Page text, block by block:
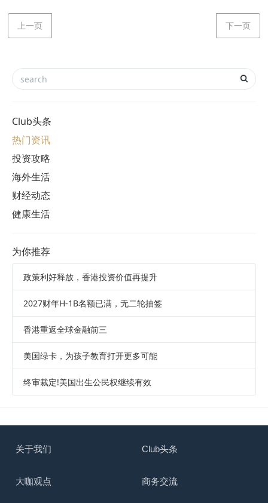
上一页 下一页
Club头条
热门资讯
投资攻略
海外生活
财经动态
健康生活
为你推荐
政策利好释放，香港投资价值再提升
2027财年H-1B名额已满，无二轮抽签
香港重返全球金融前三
美国绿卡，为孩子教育打开更多可能
终审裁定!美国出生公民权继续有效
关于我们 Club头条
大咖观点 商务交流